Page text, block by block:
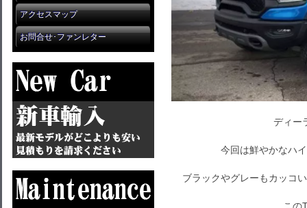
アクセスマップ
お問合せ･ファンレター
ディー
今回は鮮やかなハ
ブラックやグレーもカッコ